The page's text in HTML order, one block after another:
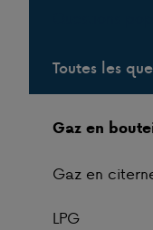
Toutes les
Gaz en
Gaz en
LPG